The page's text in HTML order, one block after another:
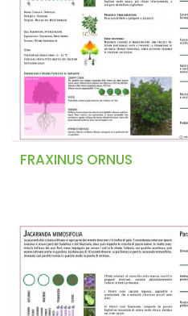
FRAXINUS ORNUS